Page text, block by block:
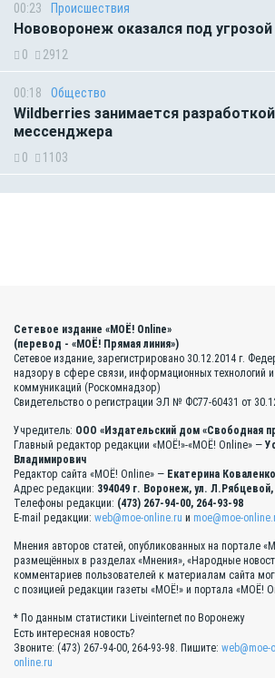
00:23 Происшествия
Нововоронеж оказался под
0 2912
00:18 Общество
Wildberries занимается
мессенджера
0 1103
Сетевое издание «МОЁ! Online»
(перевод - «МОЁ! Прямая линия»)
Сетевое издание, зарегистрировано 30.12.2014 г.
надзору в сфере связи, информационных технологий
коммуникаций (Роскомнадзор)
Свидетельство о регистрации ЭЛ № ФС77-60431 от
Учредитель: ООО «Издательский дом «Свободная
Главный редактор редакции «МОЁ!»-«МОЁ! Online» —
Владимирович
Редактор сайта «МОЁ! Online» — Екатерина Коваленко
Адрес редакции: 394049 г. Воронеж, ул. Л.Рябцевой,
Телефоны редакции: (473) 267-94-00, 264-93-98
E-mail редакции: web@moe-online.ru и moe@moe-
Мнения авторов статей, опубликованных на портале
размещённых в разделах «Мнения», «Народные
комментариев пользователей к материалам сайта
с позицией редакции газеты «МОЁ!» и портала «МОЁ!
* По данным статистики Liveinternet по Воронежу
Есть интересная новость?
Звоните: (473) 267-94-00, 264-93-98. Пишите: web@moe-
online.ru